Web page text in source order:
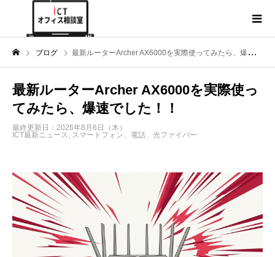
ブログ 最新ルーターArcher AX6000を実際使ってみたら、爆速でした！！
最新ルーターArcher AX6000を実際使っ
てみたら、爆速でした！！
最終更新日：2026年8月6日（木）
ICT最新ニュース
スマートフォン、電話、光ファイバー